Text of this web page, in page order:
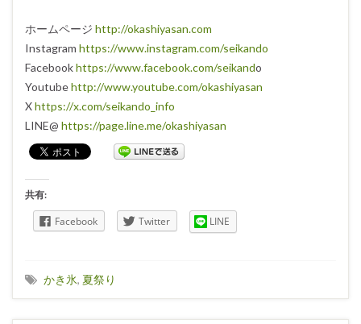
ホームページ http://okashiyasan.com
Instagram https://www.instagram.com/seikando
Facebookhttps://www.facebook.com/seikando
Youtubehttp://www.youtube.com/okashiyasan
Xhttps://x.com/seikando_info
LINE@ https://page.line.me/okashiyasan
共有:
Facebook Twitter LINE
かき氷, 夏祭り